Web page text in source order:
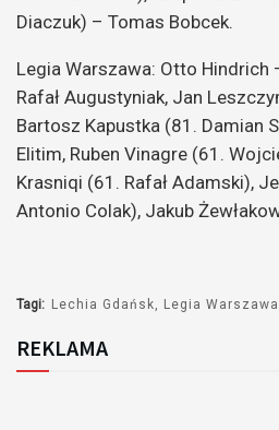
Diaczuk) – Tomas Bobcek.
Legia Warszawa: Otto Hindrich
Rafał Augustyniak, Jan
Bartosz Kapustka (81. Damian
Elitim, Ruben Vinagre (61.
Krasniqi (61. Rafał Adamski),
Antonio Colak), Jakub
Tagi: Lechia Gdańsk Legia Warszawa
REKLAMA